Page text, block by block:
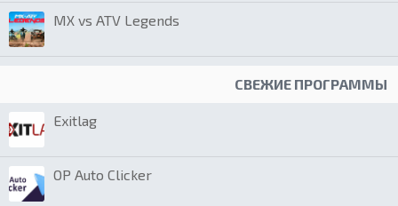
MX vs ATV Legends
СВЕЖИЕ ПРОГРАММЫ
Exitlag
OP Auto Clicker